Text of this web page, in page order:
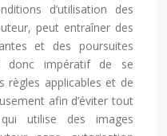
d’utilisation des
peut entraîner des
et des poursuites
donc impératif de se
règles applicables et de
afin d’éviter tout
utilise des images